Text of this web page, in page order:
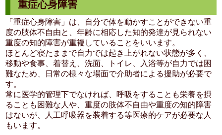
重症心身障害
「重症心身障害」は、自分で体を動かすことができない重
度の肢体不自由と、年齢に相応した知的発達が見られない
重度の知的障害が重複していることをいいます。
ほとんど寝たままで自力では起き上がれない状態が多く、
移動や食事、着替え、洗面、トイレ、入浴等が自力では困
難なため、日常の様々な場面で介助者による援助が必要で
す。
常に医学的管理下でなければ、呼吸をすることも栄養を摂
ることも困難な人や、重度の肢体不自由や重度の知的障害
はないが、人工呼吸器を装着する等医療的ケアが必要な人
もいます。